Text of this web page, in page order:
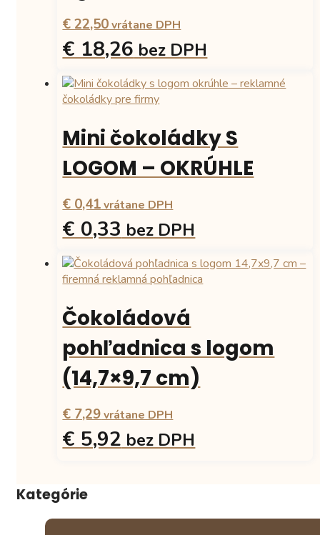
vybrať
na
stránke
€ 22,50vrátane DPH
€ 18,26 bez DPH
Mini čokoládky S
LOGOM – OKRÚHLE
€ 0,41vrátane DPH
€ 0,33 bez DPH
Tento
produkt
má
viacero
variantov.
Možnosti
môžete
vybrať
stránke
produktu.
Čokoládová
pohľadnica s logom
(14,7×9,7 cm)
€ 7,29vrátane DPH
€ 5,92 bez DPH
má
viacero
Kategórie